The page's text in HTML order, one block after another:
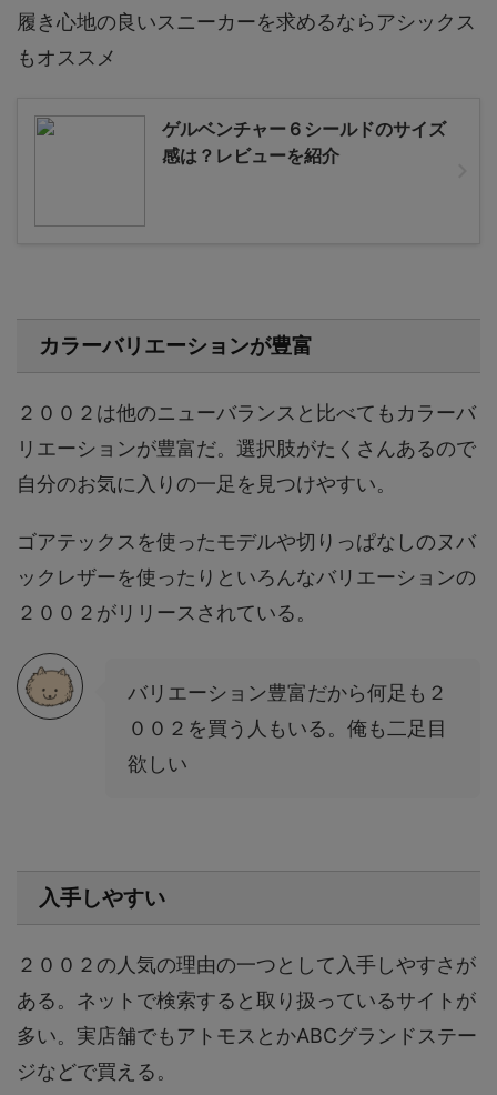
履き心地の良いスニーカーを求めるならアシックス
もオススメ
ゲルベンチャー６シールドのサイズ
感は？レビューを紹介
カラーバリエーションが豊富
２００２は他のニューバランスと比べてもカラーバ
リエーションが豊富だ。選択肢がたくさんあるので
自分のお気に入りの一足を見つけやすい。
ゴアテックスを使ったモデルや切りっぱなしのヌバ
ックレザーを使ったりといろんなバリエーションの
２００２がリリースされている。
バリエーション豊富だから何足も２
００２を買う人もいる。俺も二足目
欲しい
入手しやすい
２００２の人気の理由の一つとして入手しやすさが
ある。ネットで検索すると取り扱っているサイトが
多い。実店舗でもアトモスとかABCグランドステー
ジなどで買える。